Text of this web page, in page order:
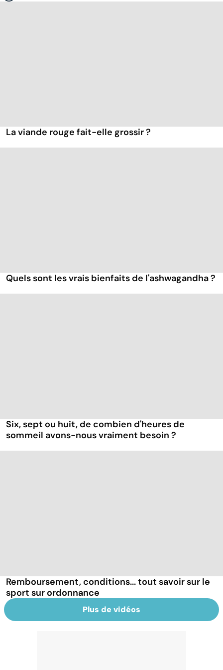
La viande rouge fait-elle grossir ?
Quels sont les vrais bienfaits de l'ashwagandha ?
Six, sept ou huit, de combien d'heures de
sommeil avons-nous vraiment besoin ?
Remboursement, conditions... tout savoir sur le
sport sur ordonnance
Plus de vidéos